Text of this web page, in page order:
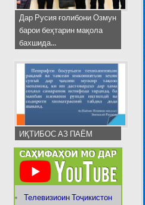
Дар Русия ғолибони Озмун
барои беҳтарин мақола
бахшида...
ИҚТИБОС АЗ ПАЁМ
Телевизиоин Тоҷикистон